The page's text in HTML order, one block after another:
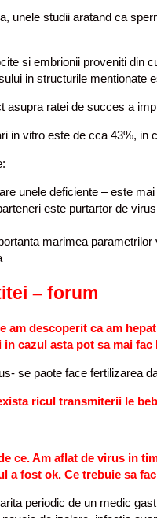
unele studii aratand ca
si embrionii proveniti
in structurile mentionate
ratei de succes a
vitro este de cca 43%,
unele deficiente – este
este purtartor de
marimea parametrilor
– forum
descoperit ca am
cazul asta pot sa mai fac
se paote face fertilizarea
ricul transmiterii le
ce. Am aflat de virus in
a fost ok. Ce trebuie sa
periodic de un medic